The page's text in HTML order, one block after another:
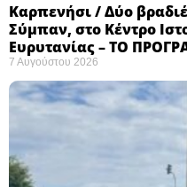
Καρπενήσι / Δύο
Σύμπαν, στο Κέντρο
Ευρυτανίας – ΤΟ
7 Αυγούστου 2026